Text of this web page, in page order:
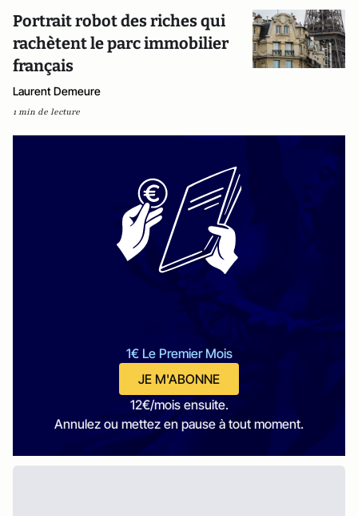
Portrait robot des riches qui
rachètent le parc immobilier
français
Laurent Demeure
1 min de lecture
1€ Le Premier Mois
JE M'ABONNE
12€/mois ensuite.
Annulez ou mettez en pause à tout moment.